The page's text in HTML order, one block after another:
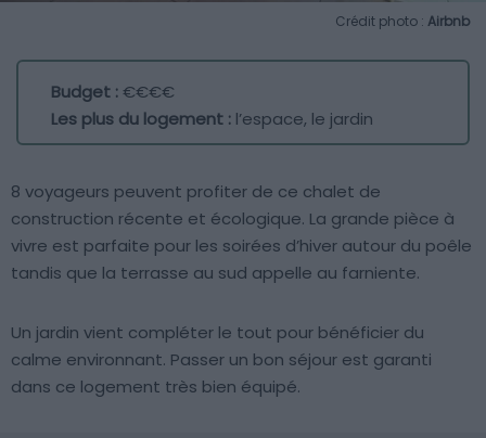
Crédit photo : Airbnb
Budget :€€€€
Les plus du logement : l’espace, le jardin
8 voyageurs peuvent profiter de ce chalet de
construction récente et écologique. La grande pièce à
vivre est parfaite pour les soirées d’hiver autour du poêle
tandis que la terrasse au sud appelle au farniente.
Un jardin vient compléter le tout pour bénéficier du
calme environnant. Passer un bon séjour est garanti
dans ce logement très bien équipé.